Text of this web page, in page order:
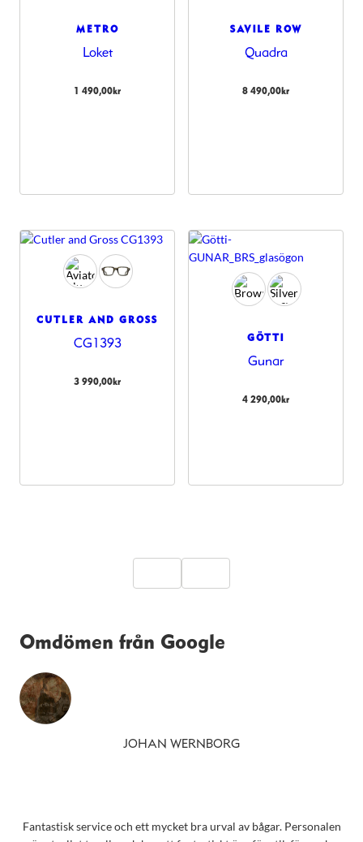
METRO
Loket
1 490,00kr
SAVILE ROW
Quadra
8 490,00kr
CUTLER AND GROSS
CG1393
3 990,00kr
GÖTTI
Gunar
4 290,00kr
Omdömen från Google
JOHAN WERNBORG
Fantastisk service och ett mycket bra urval av bågar. Personalen